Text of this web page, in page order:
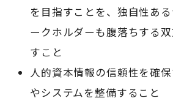
を目指すことを、独自性あ
ークホルダーも腹落ちする
すこと
人的資本情報の信頼性を確
やシステムを整備すること